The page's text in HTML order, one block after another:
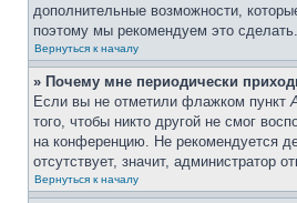
дополнительные возможности,
поэтому мы рекомендуем это сделать.
Вернуться к началу
» Почему мне периодически
Если вы не отметили флажком пункт
того, чтобы никто другой не смог
на конференцию. Не рекомендуется
отсутствует, значит, администратор
Вернуться к началу